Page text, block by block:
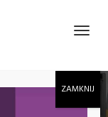
HELI